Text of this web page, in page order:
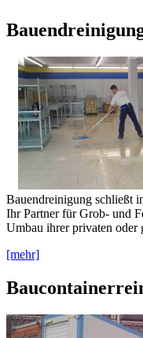
Bauendreinigung schließt
Ihr Partner für Grob- und
Umbau ihrer privaten oder
[mehr]